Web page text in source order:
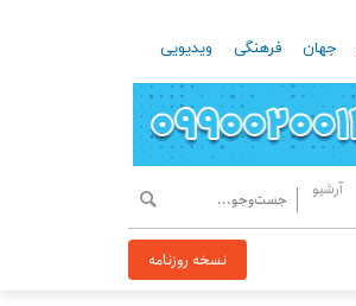
جهان فرهنگی ویدیویی